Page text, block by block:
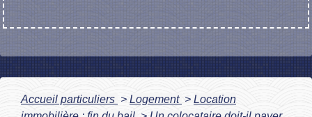
Accueil particuliers > Logement > Location